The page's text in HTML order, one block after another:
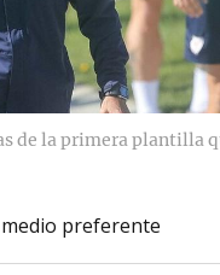
de la primera plantilla
preferente